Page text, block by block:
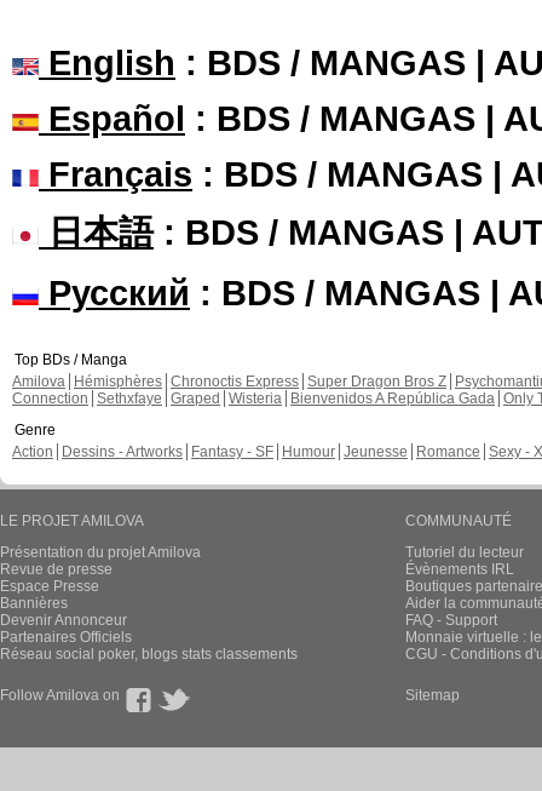
English : BDS / MANGAS |
Español : BDS / MANGAS |
Français : BDS / MANGAS |
日本語: BDS / MANGAS |
Русский : BDS / MANGAS |
Top BDs / Manga
Amilova
Hémisphères Chronoctis Express Super Dragon Bros Z
Connection Sethxfaye Graped Wisteria Bienvenidos A República Gada Only
Genre
Action
Dessins - Artworks Fantasy - SF Humour Jeunesse Romance Sexy -
LE PROJET AMILOVA
Présentation du projet Amilova
Revue de presse
Espace Presse
Bannières
Devenir Annonceur
Partenaires Officiels
Réseau social poker, blogs stats classements
COMMUNAUTÉ
Tutoriel du lecteur
Évènements IRL
Boutiques
Aider la
FAQ - Support
Monnaie virtuelle :
CGU - Conditions
Follow Amilova on Sitemap